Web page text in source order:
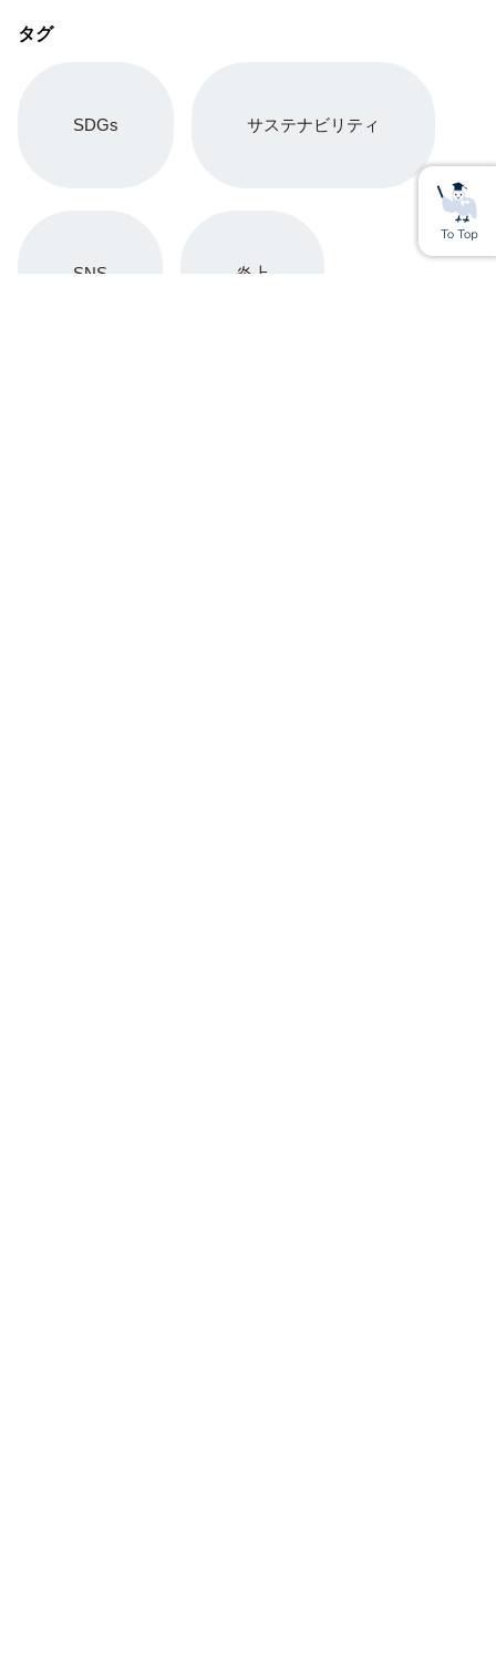
タグ
SDGs サステナビリティ
SNS 炎上